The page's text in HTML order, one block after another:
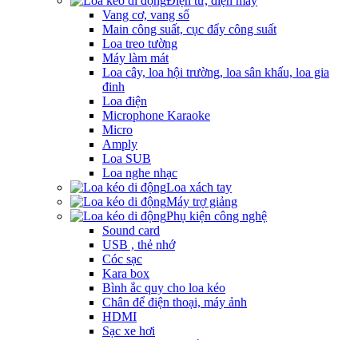
Vang cơ, vang số
Main công suất, cục đẩy công suất
Loa treo tường
Máy làm mát
Loa cây, loa hội trường, loa sân khấu, loa gia
đinh
Loa điện
Microphone Karaoke
Micro
Amply
Loa SUB
Loa nghe nhạc
Loa xách tay
Máy trợ giảng
Phụ kiện công nghệ
Sound card
USB , thẻ nhớ
Cóc sạc
Kara box
Bình ắc quy cho loa kéo
Chân để điện thoại, máy ảnh
HDMI
Sạc xe hơi